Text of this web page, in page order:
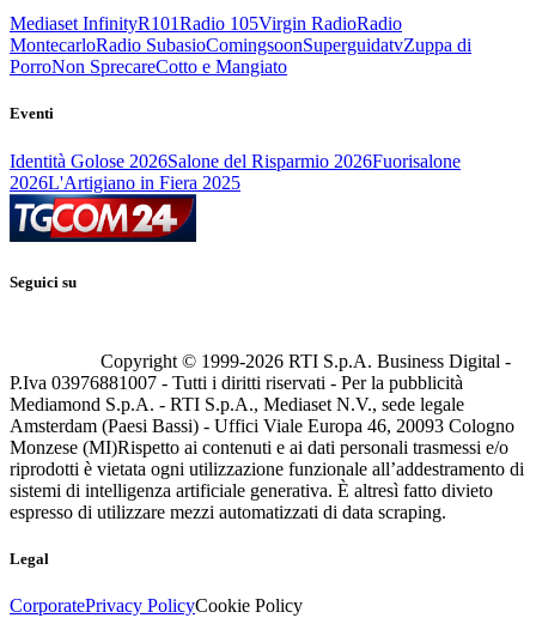
Mediaset InfinityR101Radio 105Virgin RadioRadio
MontecarloRadio SubasioComingsoonSuperguidatvZuppa di
PorroNon SprecareCotto e Mangiato
Eventi
Identità Golose 2026Salone del Risparmio 2026Fuorisalone
2026L'Artigiano in Fiera 2025
Seguici su
Copyright © 1999-2026 RTI S.p.A. Business Digital -
P.Iva 03976881007 - Tutti i diritti riservati - Per la pubblicità
Mediamond S.p.A. - RTI S.p.A., Mediaset N.V., sede legale
Amsterdam (Paesi Bassi) - Uffici Viale Europa 46, 20093 Cologno
Monzese (MI)Rispetto ai contenuti e ai dati personali trasmessi e/o
riprodotti è vietata ogni utilizzazione funzionale all’addestramento di
sistemi di intelligenza artificiale generativa. È altresì fatto divieto
espresso di utilizzare mezzi automatizzati di data scraping.
Legal
CorporatePrivacy PolicyCookie Policy